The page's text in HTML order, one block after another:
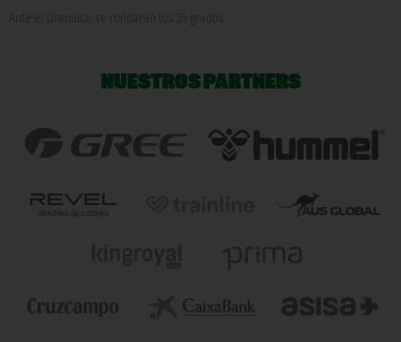
Ante el Granada, se rondarán los 35 grados
NUESTROS PARTNERS